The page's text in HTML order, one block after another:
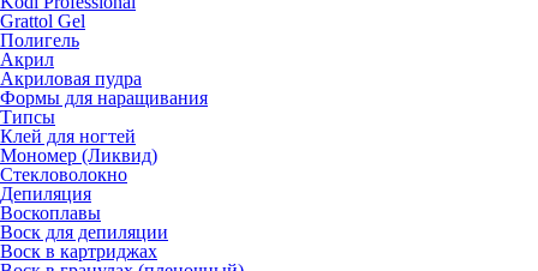
Grattol Gel
Полигель
Акрил
Акриловая пудра
Формы для наращивания
Типсы
Клей для ногтей
Мономер (Ликвид)
Стекловолокно
Депиляция
Воскоплавы
Воск для депиляции
Воск в картриджах